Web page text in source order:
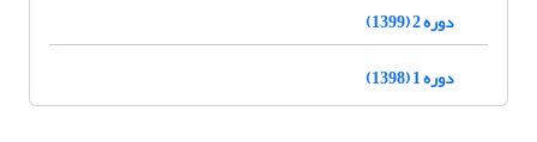
دوره 2 (1399)
دوره 1 (1398)